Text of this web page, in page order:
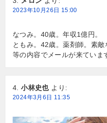
2023年10月26日 15:00
なつみ。40歳。年収1億円。
ともみ。42歳。薬剤師。素敵
等の内容でメールが来ていま
小林史也 より:
2024年3月6日 11:35